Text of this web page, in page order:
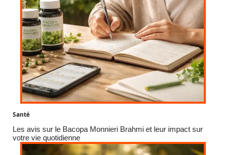
Santé
Les avis sur le Bacopa Monnieri Brahmi et leur impact sur
votre vie quotidienne